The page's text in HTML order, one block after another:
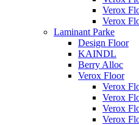
Verox
Verox
Laminant Parke
Design Floor
KAINDL
Berry Alloc
Verox Floor
Verox
Verox
Verox
Verox